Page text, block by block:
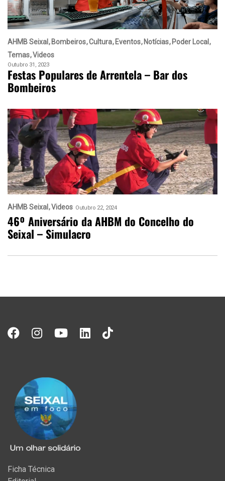
AHMB Seixal Bombeiros Cultura Eventos Notícias Poder Local
Temas Videos
Outubro 31, 2023
Festas Populares de Arrentela – Bar dos
Bombeiros
AHMB Seixal Videos Outubro 22, 2024
46º Aniversário da AHBM do Concelho do
Seixal – Simulacro
Ficha Técnica